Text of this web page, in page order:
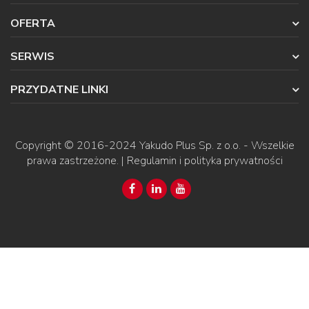
OFERTA
SERWIS
PRZYDATNE LINKI
Copyright © 2016-2024 Yakudo Plus Sp. z o.o. - Wszelkie
prawa zastrzeżone. | Regulamin i polityka prywatności